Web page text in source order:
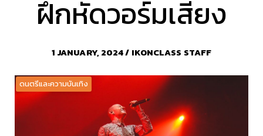
ฝึกหัดวอร์มเสียง
1 JANUARY, 2024 / IKONCLASS STAFF
ดนตรีและความบันเทิง